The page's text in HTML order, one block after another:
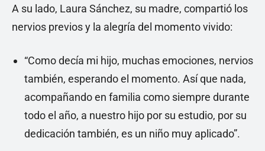
A su lado, Laura Sánchez, su madre, compartió los
nervios previos y la alegría del momento vivido:
“Como decía mi hijo, muchas emociones, nervios
también, esperando el momento. Así que nada,
acompañando en familia como siempre durante
todo el año, a nuestro hijo por su estudio, por su
dedicación también, es un niño muy aplicado”.